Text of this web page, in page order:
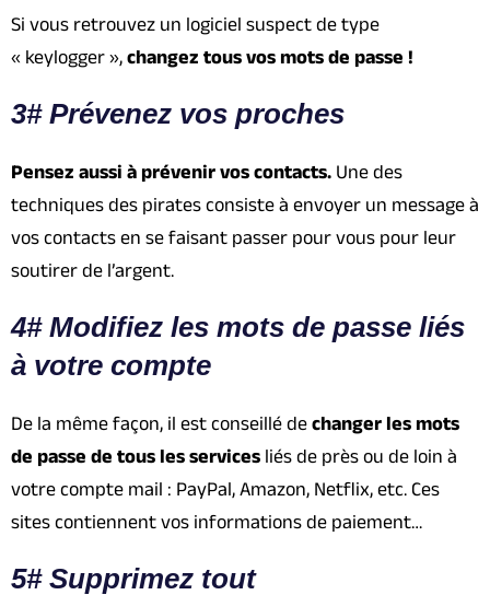
Si vous retrouvez un logiciel suspect de type
« keylogger », changez tous vos mots de passe !
3# Prévenez vos proches
Pensez aussi à prévenir vos contacts. Une des
techniques des pirates consiste à envoyer un message à
vos contacts en se faisant passer pour vous pour leur
soutirer de l’argent.
4# Modifiez les mots de passe liés
à votre compte
De la même façon, il est conseillé de changer les mots
de passe de tous les services liés de près ou de loin à
votre compte mail : PayPal, Amazon, Netflix, etc. Ces
sites contiennent vos informations de paiement…
5# Supprimez tout